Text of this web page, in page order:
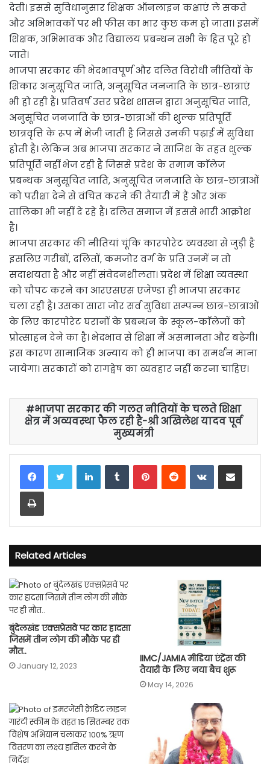
देती। इससे सुविधानुसार शिक्षक ऑनलाइन कक्षाएं ले सकते
और अभिभावकों पर भी फीस का भार कुछ कम हो जाता। इसमें
शिक्षक, अभिभावक और विद्यालय प्रबन्धन सभी के हित पूरे हो
जाते।
भाजपा सरकार की भेदभावपूर्ण और दलित विरोधी नीतियों के
शिकार अनुसूचित जाति, अनुसूचित जनजाति के छात्र-छात्राएं
भी हो रही हैं। प्रतिवर्ष उत्तर प्रदेश शासन द्वारा अनुसूचित जाति,
अनुसूचित जनजाति के छात्र-छात्राओं की शुल्क प्रतिपूर्ति
छात्रवृत्ति के रूप में भेजी जाती है जिससे उनकी पढ़ाई में सुविधा
होती है। लेकिन अब भाजपा सरकार ने साजिश के तहत शुल्क
प्रतिपूर्ति नहीं भेज रही है जिससे प्रदेश के तमाम काॅलेज
प्रबन्धक अनुसूचित जाति, अनुसूचित जनजाति के छात्र-छात्राओं
को परीक्षा देने से वंचित करने की तैयारी में हैं और अंक
तालिका भी नहीं दे रहे हैं। दलित समाज में इससे भारी आक्रोश
है।
भाजपा सरकार की नीतियां चूंकि कारपोरेट व्यवस्था से जुड़ी है
इसलिए गरीबों, दलितों, कमजोर वर्ग के प्रति उनमें न तो
सदाशयता है और नहीं संवेदनशीलता। प्रदेश में शिक्षा व्यवस्था
को चौपट करने का आरएसएस एजेण्डा ही भाजपा सरकार
चला रही है। उसका सारा जोर सर्व सुविधा सम्पन्न छात्र-छात्राओं
के लिए कारपोरेट घरानों के प्रबन्धन के स्कूल-काॅलेजों को
प्रोत्साहन देने का है। भेदभाव से शिक्षा में असमानता और बढ़ेगी।
इस कारण सामाजिक अन्याय को ही भाजपा का समर्थन माना
जायेगा। सरकारों को रागद्वेष का व्यवहार नहीं करना चाहिए।
भाजपा सरकार की गलत नीतियों के चलते शिक्षा
क्षेत्र में अव्यवस्था फैल रही है-श्री अखिलेश यादव पूर्व
मुख्यमंत्री
LinkedInTumblrPinterestReddit VKontakteShare via Email
Print
Related Articles
बुंदेलखंड एक्सप्रेसवे पर कार हादसा
जिसमें तीन लोग की मौके पर ही
मौत..
January 12, 2023
IIMC/JAMIA मीडिया एंट्रेंस की
तैयारी के लिए नया बैच शुरू
May 14, 2026